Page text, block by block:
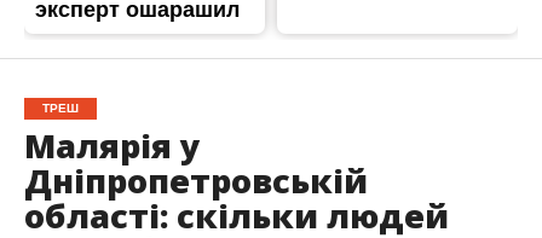
ТРЕШ
Малярія у
Дніпропетровській
області: скільки людей